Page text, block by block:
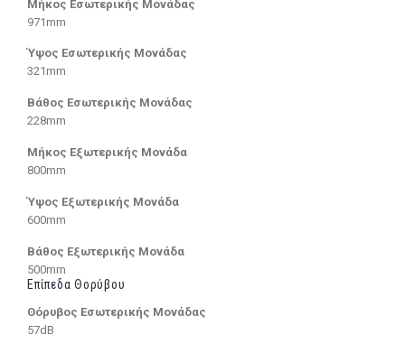
Μήκος Εσωτερικής Μονάδας
971mm
Ύψος Εσωτερικής Μονάδας
321mm
Βάθος Εσωτερικής Μονάδας
228mm
Μήκος Εξωτερικής Μονάδα
800mm
Ύψος Εξωτερικής Μονάδα
600mm
Βάθος Εξωτερικής Μονάδα
500mm
Επίπεδα Θορύβου
Θόρυβος Εσωτερικής Μονάδας
57dB